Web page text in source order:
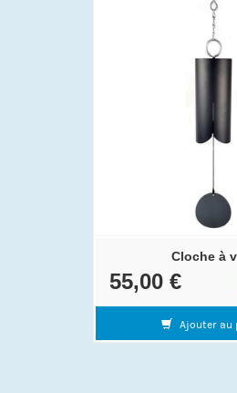
Cloche à
55,00 €
Ajouter au